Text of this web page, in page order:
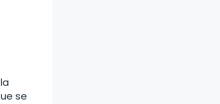
se